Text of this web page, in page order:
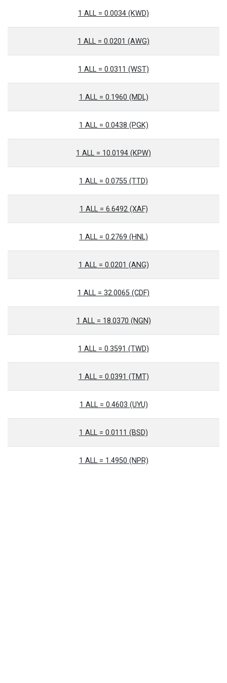
1 ALL = 0.0034 (KWD)
1 ALL = 0.0201 (AWG)
1 ALL = 0.0311 (WST)
1 ALL = 0.1960 (MDL)
1 ALL = 0.0438 (PGK)
1 ALL = 10.0194 (KPW)
1 ALL = 0.0755 (TTD)
1 ALL = 6.6492 (XAF)
1 ALL = 0.2769 (HNL)
1 ALL = 0.0201 (ANG)
1 ALL = 32.0065 (CDF)
1 ALL = 18.0370 (NGN)
1 ALL = 0.3591 (TWD)
1 ALL = 0.0391 (TMT)
1 ALL = 0.4603 (UYU)
1 ALL = 0.0111 (BSD)
1 ALL = 1.4950 (NPR)